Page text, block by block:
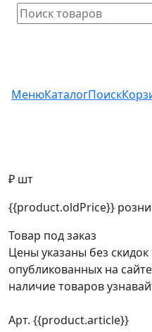
МенюКаталогПоиск
₽ шт
{{product.oldPrice}}
Товар под заказ
Цены указаны без
опубликованных на
наличие товаров
Арт. {{product.article}}